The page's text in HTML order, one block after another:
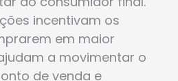
incentivam os
em maior
a movimentar o
de venda e